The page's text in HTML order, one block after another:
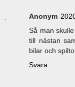
Anonym
Så man
till nästan
bilar och
Svara